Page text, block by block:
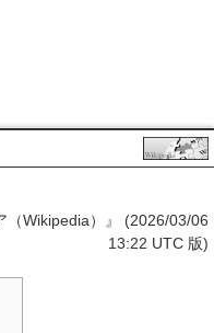
（Wikipedia）』 (2026/03/06
13:22 UTC 版)